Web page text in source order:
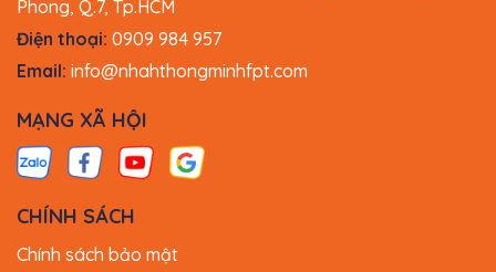
Phong, Q.7, Tp.HCM
Điện thoại: 0909 984 957
Email: info@nhahthongminhfpt.com
MẠNG XÃ HỘI
CHÍNH SÁCH
Chính sách bảo mật